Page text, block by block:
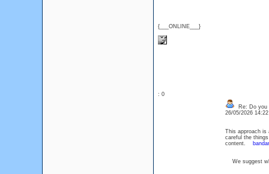
{___ONLINE___}
: 0
Re: Do you
26/05/2026
This approach is
careful the
content.
We suggest